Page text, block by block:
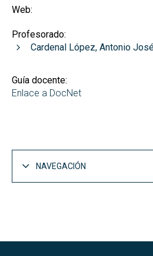
Web:
Profesorado:
Cardenal López, Antonio
Guía docente:
Enlace a DocNet
NAVEGACIÓN